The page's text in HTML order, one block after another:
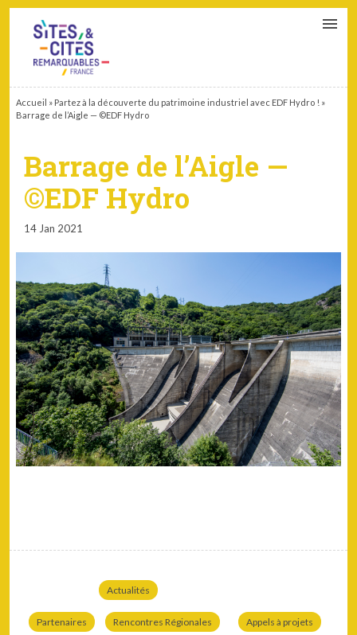
Accueil » Partez à la découverte du patrimoine industriel avec EDF Hydro ! »
Barrage de l’Aigle — ©EDF Hydro
Barrage de l’Aigle —
©EDF Hydro
14 Jan 2021
Actualités
Partenaires Rencontres Régionales Appels à projets